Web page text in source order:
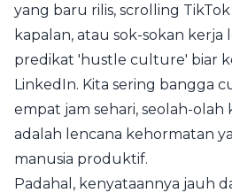
yang baru rilis, scrolling TikTok
kapalan, atau sok-sokan
predikat 'hustle culture' biar
LinkedIn. Kita sering bangga
empat jam sehari, seolah-
adalah lencana kehormatan
manusia produktif.
Padahal, kenyataannya jauh